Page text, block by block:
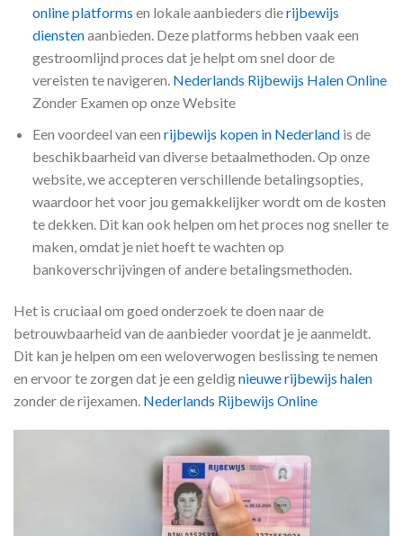
online platforms en lokale aanbieders dierijbewijs
dienstenaanbieden. Deze platforms hebben vaak een
gestroomlijnd proces dat je helpt om snel door de
vereisten te navigeren. Nederlands Rijbewijs Halen Online
Zonder Examen op onze Website
Een voordeel van een rijbewijs kopen in Nederlandis de
beschikbaarheid van diverse betaalmethoden. Op onze
website, we accepteren verschillende betalingsopties,
waardoor het voor jou gemakkelijker wordt om de kosten
te dekken. Dit kan ook helpen om het proces nog sneller te
maken, omdat je niet hoeft te wachten op
bankoverschrijvingen of andere betalingsmethoden.
Het is cruciaal om goed onderzoek te doen naar de
betrouwbaarheid van de aanbieder voordat je je aanmeldt.
Dit kan je helpen om een weloverwogen beslissing te nemen
en ervoor te zorgen dat je een geldignieuwe rijbewijs halen
zonder de rijexamen. Nederlands Rijbewijs Online